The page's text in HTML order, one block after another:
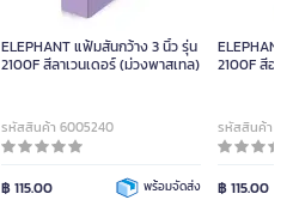
ELEPHANT แฟ้มสันกว้าง 3 นิ้ว รุ่น
2100F สีลาเวนเดอร์ (ม่วงพาสเทล)
รหัสสินค้า 6005240
฿ 115.00 พร้อมจัดส่ง
2100F สีอค
รหัสสินค้า
฿ 115.00